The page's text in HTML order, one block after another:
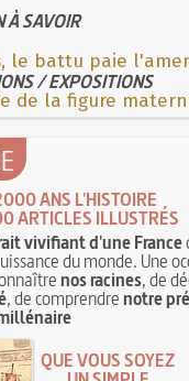
À SAVOIR
le battu paie
/ EXPOSITIONS
de la figure
ANS L'HISTOIRE
ARTICLES ILLUSTRÉS
vivifiant d'une France
du monde. Une
nos racines, de
, de comprendrenotre
QUE VOUS SOYEZ